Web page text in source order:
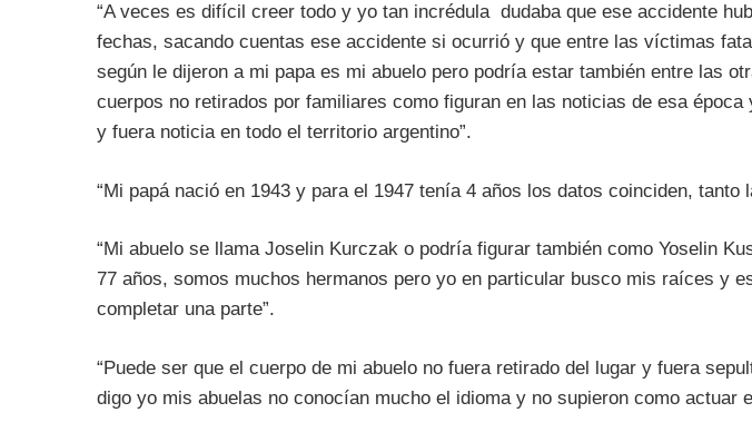
“A veces es difícil creer todo y yo tan incrédula dudaba que ese accidente
fechas, sacando cuentas ese accidente si ocurrió y que entre las víctimas
según le dijeron a mi papa es mi abuelo pero podría estar también entre las
cuerpos no retirados por familiares como figuran en las noticias de esa época
y fuera noticia en todo el territorio argentino”.
“Mi papá nació en 1943 y para el 1947 tenía 4 años los datos coinciden, tanto
“Mi abuelo se llama Joselin Kurczak o podría figurar también como Yoselin
77 años, somos muchos hermanos pero yo en particular busco mis raíces y
completar una parte”.
“Puede ser que el cuerpo de mi abuelo no fuera retirado del lugar y fuera
digo yo mis abuelas no conocían mucho el idioma y no supieron como actuar